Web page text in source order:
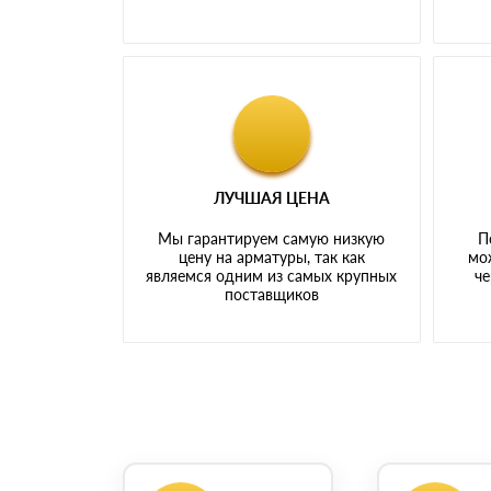
ЛУЧШАЯ ЦЕНА
Мы гарантируем самую низкую
цену на арматуры, так как
являемся одним из самых крупных
поставщиков